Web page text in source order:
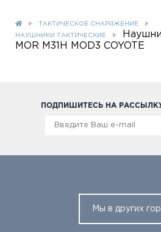
ТАКТИЧЕСКОЕ СНАРЯЖЕНИЕ
НАУШНИКИ ТАКТИЧЕСКИЕ
MOR M31H MOD3 COYOTE
ПОДПИШИТЕСЬ НА
Мы в других